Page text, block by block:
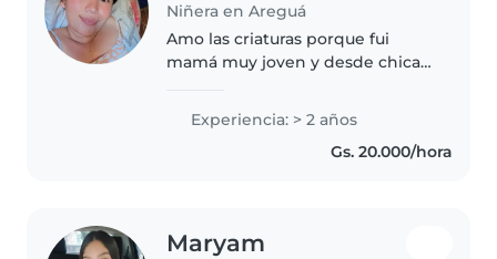
Niñera en Areguá
Amo las criaturas porque fui
mamá muy joven y desde chica
muy cuidadosa y respetuosa
como persona y me gustan las
Experiencia: > 2 años
Gs. 20.000/hora
Maryam